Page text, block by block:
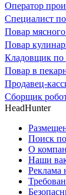
Оператор
Специалист
Повар
Повар
Кладовщик по
Повар в
Продавец-
Сборщик
HeadHunter
Поиск
О
Наши
Реклама